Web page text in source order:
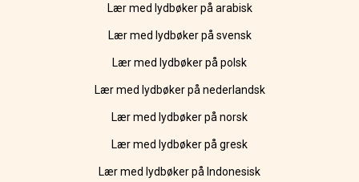
Lær med lydbøker på arabisk
Lær med lydbøker på svensk
Lær med lydbøker på polsk
Lær med lydbøker på nederlandsk
Lær med lydbøker på norsk
Lær med lydbøker på gresk
Lær med lydbøker på Indonesisk